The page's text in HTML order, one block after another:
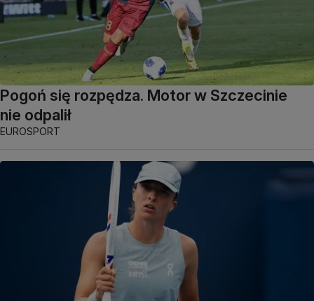
Pogoń się rozpędza. Motor w Szczecinie
nie odpalił
EUROSPORT